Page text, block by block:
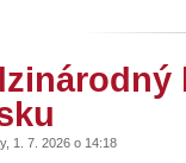
1. 7. 2026 o 14:18